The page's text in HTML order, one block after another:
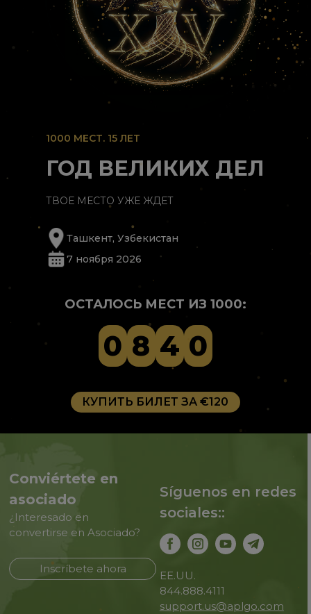
1000 МЕСТ. 15 ЛЕТ
ГОД ВЕЛИКИХ ДЕЛ
ТВОЕ МЕСТО УЖЕ ЖДЕТ
Ташкент, Узбекистан
7 ноября 2026
ОСТАЛОСЬ МЕСТ ИЗ 1000:
0 8 4 0
КУПИТЬ БИЛЕТ ЗА €120
Conviértete en
asociado
¿Interesado en
convertirse en Asociado?
Inscríbete ahora
Síguenos en redes
sociales::
EE.UU.
844.888.4111
support.us@aplgo.com